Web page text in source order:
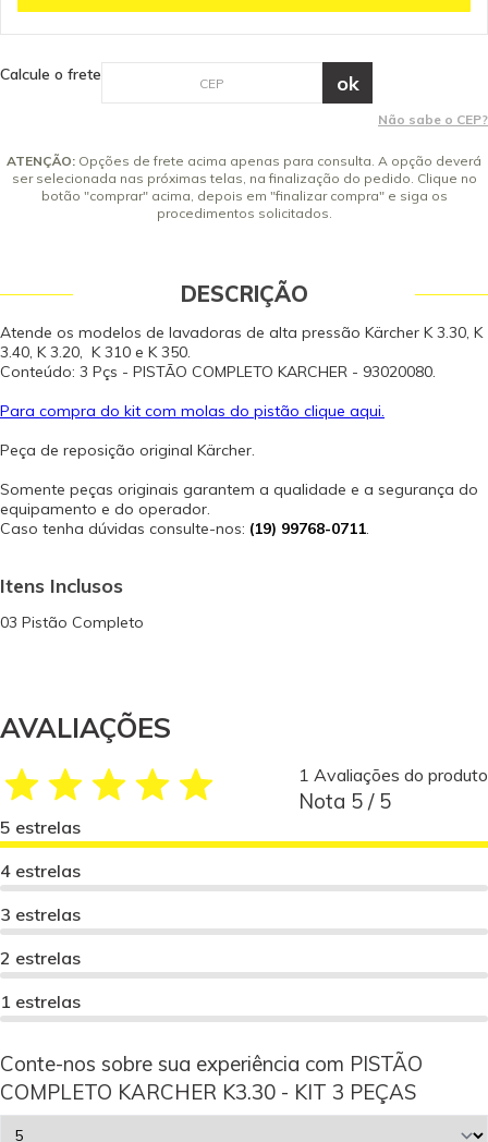
Calcule o frete
Não sabe o CEP?
ATENÇÃO: Opções de frete acima apenas para consulta. A opção deverá
ser selecionada nas próximas telas, na finalização do pedido. Clique no
botão "comprar" acima, depois em "finalizar compra" e siga os
procedimentos solicitados.
DESCRIÇÃO
Atende os modelos de lavadoras de alta pressão Kärcher K 3.30, K
3.40, K 3.20, K 310 e K 350.
Conteúdo: 3 Pçs - PISTÃO COMPLETO KARCHER - 93020080.
Para compra do kit com molas do pistão clique aqui.
Peça de reposição original Kärcher.
Somente peças originais garantem a qualidade e a segurança do
equipamento e do operador.
Caso tenha dúvidas consulte-nos: (19) 99768-0711.
Itens Inclusos
03 Pistão Completo
AVALIAÇÕES
1 Avaliações do produto
Nota 5 / 5
5 estrelas
4 estrelas
3 estrelas
2 estrelas
1 estrelas
Conte-nos sobre sua experiência com PISTÃO
COMPLETO KARCHER K3.30 - KIT 3 PEÇAS